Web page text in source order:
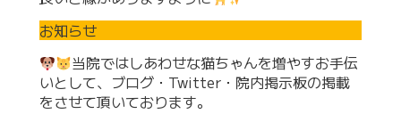
お知らせ
当院ではしあわせな猫ちゃんを増やすお手伝
いとして、ブログ・Twitter・院内掲示板の掲載
をさせて頂いております。